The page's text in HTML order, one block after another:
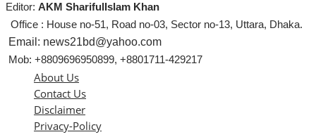
Editor: AKM SharifulIslam Khan
Office : House no-51, Road no-03, Sector no-13, Uttara, Dhaka.
Email: news21bd@yahoo.com
Mob: +8809696950899, +8801711-429217
About Us
Contact Us
Disclaimer
Privacy-Policy